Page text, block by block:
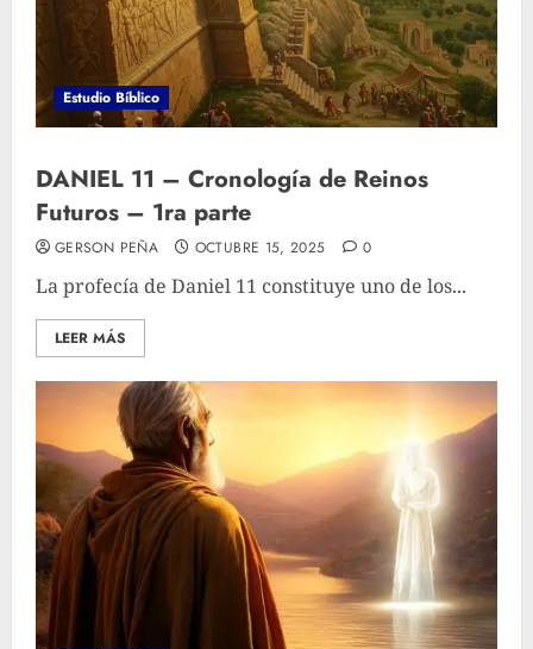
Estudio Bíblico
DANIEL 11 – Cronología de Reinos
Futuros – 1ra parte
GERSON PEÑA OCTUBRE 15, 2025 0
La profecía de Daniel 11 constituye uno de los...
LEER MÁS